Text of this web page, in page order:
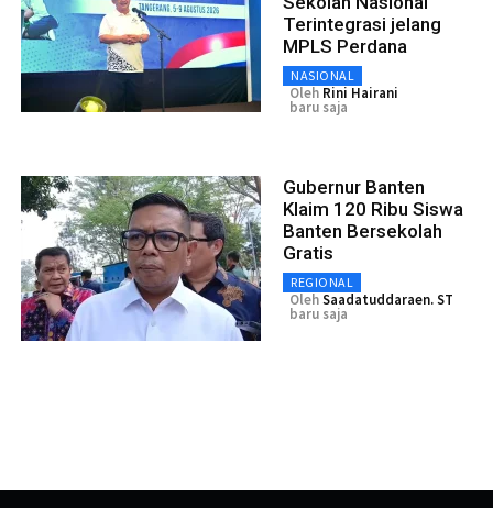
Terintegrasi jelang
MPLS Perdana
NASIONAL
Oleh Rini Hairani
baru saja
Gubernur Banten
Klaim 120 Ribu Siswa
Banten Bersekolah
Gratis
REGIONAL
OlehSaadatuddaraen. ST
baru saja